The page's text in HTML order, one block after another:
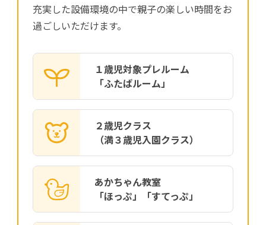
充実した設備環境の中で親子の楽しい時間をお
過ごしいただけます。
１歳児対象プレルーム
「ふたばルーム」
２歳児クラス
（満３歳児入園クラス）
あかちゃん教室
「ほっぷ」「すてっぷ」